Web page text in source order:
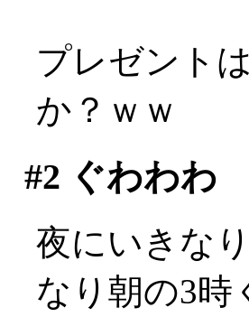
プレゼント
か？ｗｗ
#2 ぐわわわ
夜にいきな
なり朝の3時